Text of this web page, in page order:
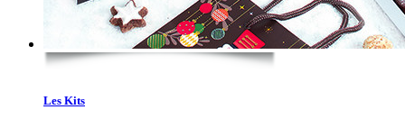
Les Kits